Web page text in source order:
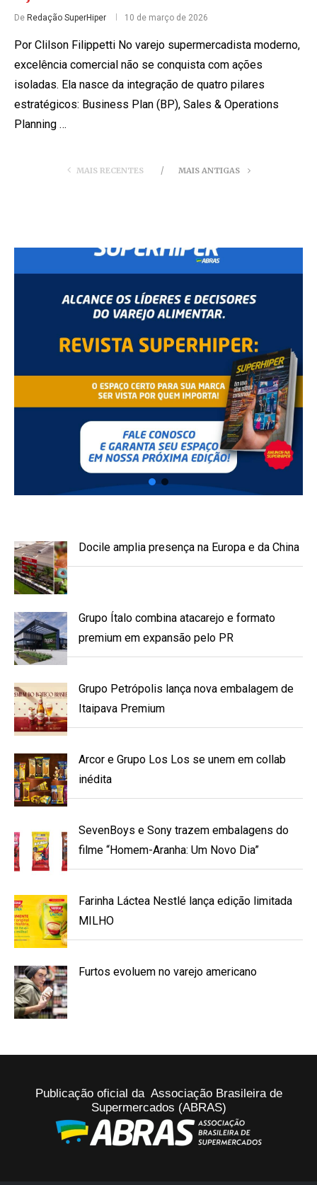
De Redação SuperHiper 10 de março de 2026
Por Clilson Filippetti No varejo supermercadista moderno,
excelência comercial não se conquista com ações
isoladas. Ela nasce da integração de quatro pilares
estratégicos: Business Plan (BP), Sales & Operations
Planning …
MAIS RECENTES MAIS ANTIGAS
Docile amplia presença na Europa e da China
Grupo Ítalo combina atacarejo e formato
premium em expansão pelo PR
Grupo Petrópolis lança nova embalagem de
Itaipava Premium
Arcor e Grupo Los Los se unem em collab
inédita
SevenBoys e Sony trazem embalagens do
filme “Homem-Aranha: Um Novo Dia”
Farinha Láctea Nestlé lança edição limitada
MILHO
Furtos evoluem no varejo americano
Publicação oficial da Associação Brasileira de
Supermercados (ABRAS)